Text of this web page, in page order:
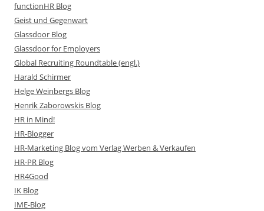
functionHR Blog
Geist und Gegenwart
Glassdoor Blog
Glassdoor for Employers
Global Recruiting Roundtable (engl.)
Harald Schirmer
Helge Weinbergs Blog
Henrik Zaborowskis Blog
HR in Mind!
HR-Blogger
HR-Marketing Blog vom Verlag Werben & Verkaufen
HR-PR Blog
HR4Good
IK Blog
IME-Blog